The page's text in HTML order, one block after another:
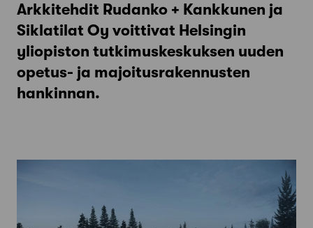
Arkkitehdit Rudanko + Kankkunen ja
Siklatilat Oy voittivat Helsingin
yliopiston tutkimuskeskuksen uuden
opetus- ja majoitusrakennusten
hankinnan.